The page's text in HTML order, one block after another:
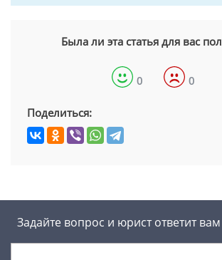
Была ли эта статья для вас
0 0
Поделиться:
Задайте вопрос и юрист ответит